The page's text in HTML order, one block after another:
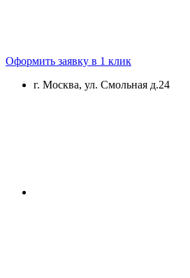
Оформить заявку в 1 клик
г. Москва, ул. Смольная д.24